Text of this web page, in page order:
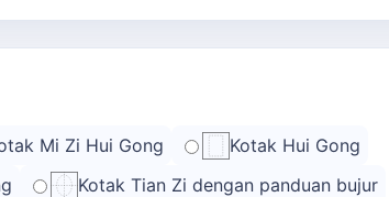
Mi Zi Hui Gong
Kotak Hui Gong
Kotak Tian Zi dengan panduan bujur